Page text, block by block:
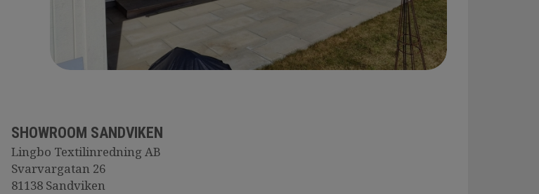
SHOWROOM SANDVIKEN
Lingbo Textilinredning AB
Svarvargatan 26
81138 Sandviken